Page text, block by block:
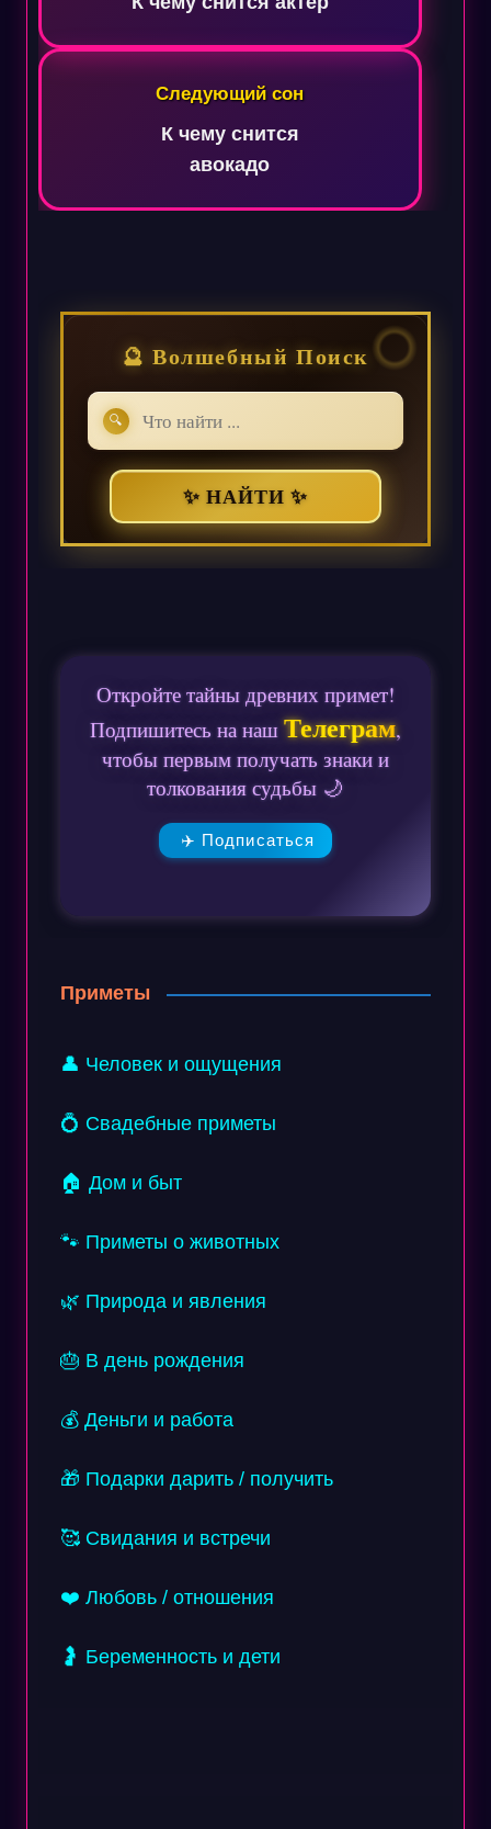
Следующий сон
К чему снится
авокадо
🔮 Волшебный Поиск
🔍
✨ НАЙТИ ✨
Откройте тайны древних примет!
Подпишитесь на нашТелеграм,
чтобы первым получать знаки и
толкования судьбы 🌙
✈️ Подписаться
Приметы
👤 Человек и ощущения
💍 Свадебные приметы
🏠 Дом и быт
🐾 Приметы о животных
🌿 Природа и явления
🎂 В день рождения
💰 Деньги и работа
🎁 Подарки дарить / получить
🥰 Свидания и встречи
❤️ Любовь / отношения
🤰 Беременность и дети